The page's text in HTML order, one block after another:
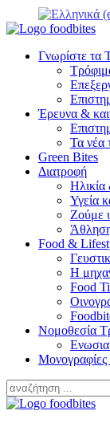
Γνωρίστε τα
Έρευνα &
Τα νέα
Green Bites
Διατροφή
Ηλικία
Υγεία
Ζούμε
Food &
Η
Food
Νομοθεσία